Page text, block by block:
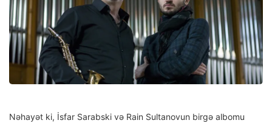
Nəhayət ki, İsfar Sarabski və Rain Sultanovun birgə albomu